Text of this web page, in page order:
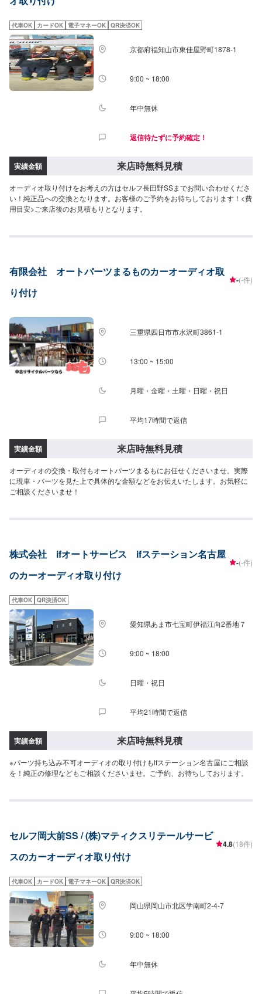
代車OK カードOK 電子マネーOK QR決済OK
京都府福知山市東佳屋野町1878-1
9:00 ~ 18:00
年中無休
返信待たずに予約確定！
実績金額 来店時無料見積
オーディオ取り付けをお考えの方はセルフ長田野SSまでお問い合わせくださ
い！純正品への交換となります。お客様のご予約をお待ちしております！<費
用目安>ご来店後のお見積もりとなります。
有限会社 オートパーツまるものカーオーディオ取
り付け
-(-件)
三重県四日市市水沢町3861-1
13:00 ~ 15:00
月曜・金曜・土曜・日曜・祝日
平均17時間で返信
実績金額 来店時無料見積
オーディオの交換・取付もオートパーツまるもにお任せくださいませ。実際
に現車・パーツを見た上で具体的な金額などをお伝えいたします。お気軽に
ご相談くださいませ！
株式会社 ifオートサービス ifステーション名古屋
のカーオーディオ取り付け
-(-件)
代車OK QR決済OK
愛知県あま市七宝町伊福江向2番地７
9:00 ~ 18:00
日曜・祝日
平均21時間で返信
実績金額 来店時無料見積
※パーツ持ち込み不可オーディオの取り付けもifステーション名古屋にご相談
を！純正の修理などもご相談くださいませ。ご予約、お待ちしております。
セルフ岡大前SS / (株)マティクスリテールサービ
スのカーオーディオ取り付け
4.8(18件)
代車OK カードOK 電子マネーOK QR決済OK
岡山県岡山市北区学南町2-4-7
9:00 ~ 18:00
年中無休